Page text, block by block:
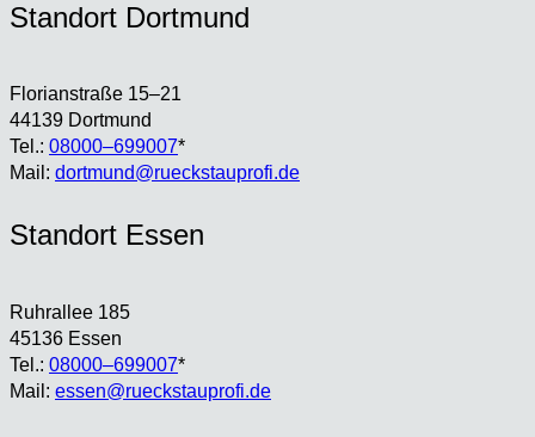
Stand­ort Dort­mund
Flo­ri­an­stra­ße 15–21
44139 Dort­mund
Tel.: 08000–699007*
Mail: dortmund@rueckstauprofi.de
Stand­ort Essen
Ruhr­al­lee 185
45136 Essen
Tel.: 08000–699007*
Mail: essen@rueckstauprofi.de